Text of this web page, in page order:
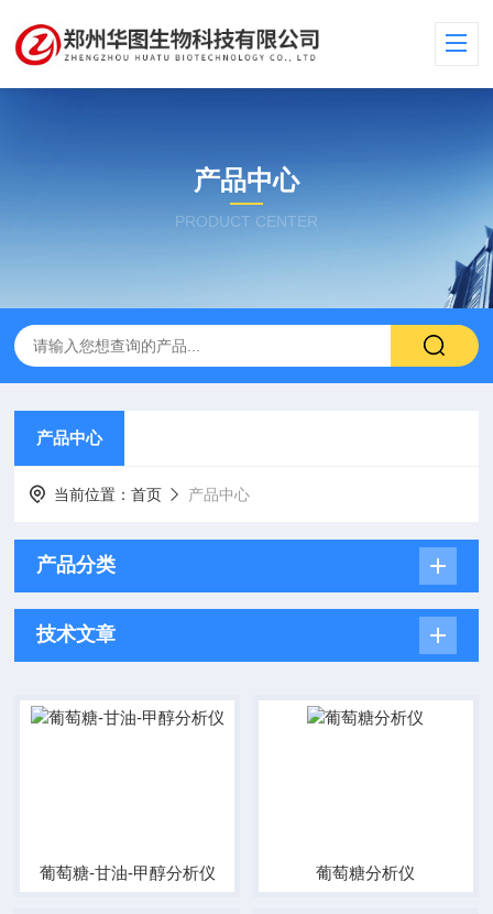
产品中心
PRODUCT CENTER
产品中心
当前位置：首页 产品中心
产品分类
技术文章
葡萄糖-甘油-甲醇分析仪 葡萄糖分析仪